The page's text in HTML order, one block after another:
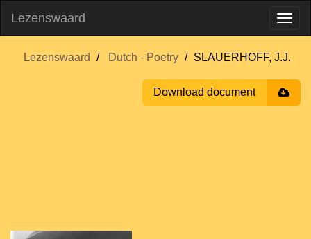
Lezenswaard
Lezenswaard Dutch - Poetry SLAUERHOFF, J.J.
Download document